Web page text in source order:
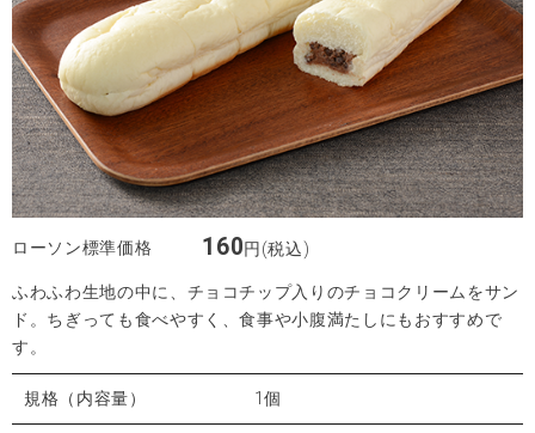
ローソン標準価格 160円(税込)
ふわふわ生地の中に、チョコチップ入りのチョコクリームをサン
ド。ちぎっても食べやすく、食事や小腹満たしにもおすすめで
す。
規格（内容量） 1個